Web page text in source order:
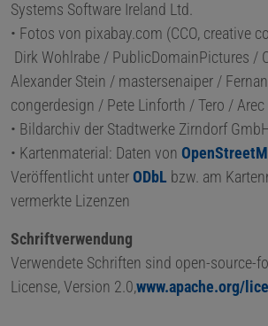
Systems Software Ireland Ltd.
• Fotos von pixabay.com (CCO, creative
Dirk Wohlrabe / PublicDomainPictures /
Alexander Stein / mastersenaiper /
congerdesign / Pete Linforth / Tero / Arec
• Bildarchiv der Stadtwerke Zirndorf
• Kartenmaterial: Daten von
Veröffentlicht unter ODbL bzw. am
vermerkte Lizenzen
Schriftverwendung
Verwendete Schriften sind open-source-
License, Version 2.0,www.apache.org/